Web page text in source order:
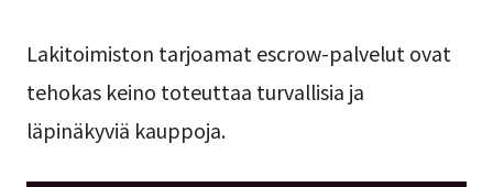
Lakitoimiston tarjoamat escrow-palvelut ovat
tehokas keino toteuttaa turvallisia ja
läpinäkyviä kauppoja.